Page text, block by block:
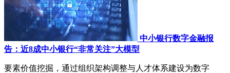
中小银行数字金融报
告：近8成中小银行“非常关注”大模型
要素价值挖掘，通过组织架构调整与人才体系建设为数字